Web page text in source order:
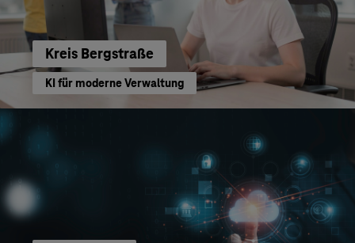
Kreis Bergstraße
KI für moderne Verwaltung